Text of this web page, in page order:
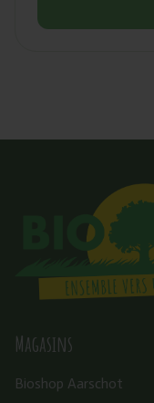
Magasins
Bioshop Aarschot